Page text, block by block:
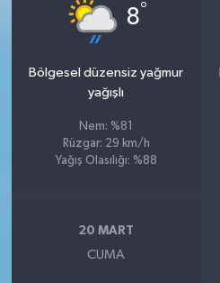
8°
Bölgesel düzensiz yağmur
yağışlı
Nem: %81
Rüzgar: 29 km/h
Yağış Olasılığı: %88
20 MART
CUMA